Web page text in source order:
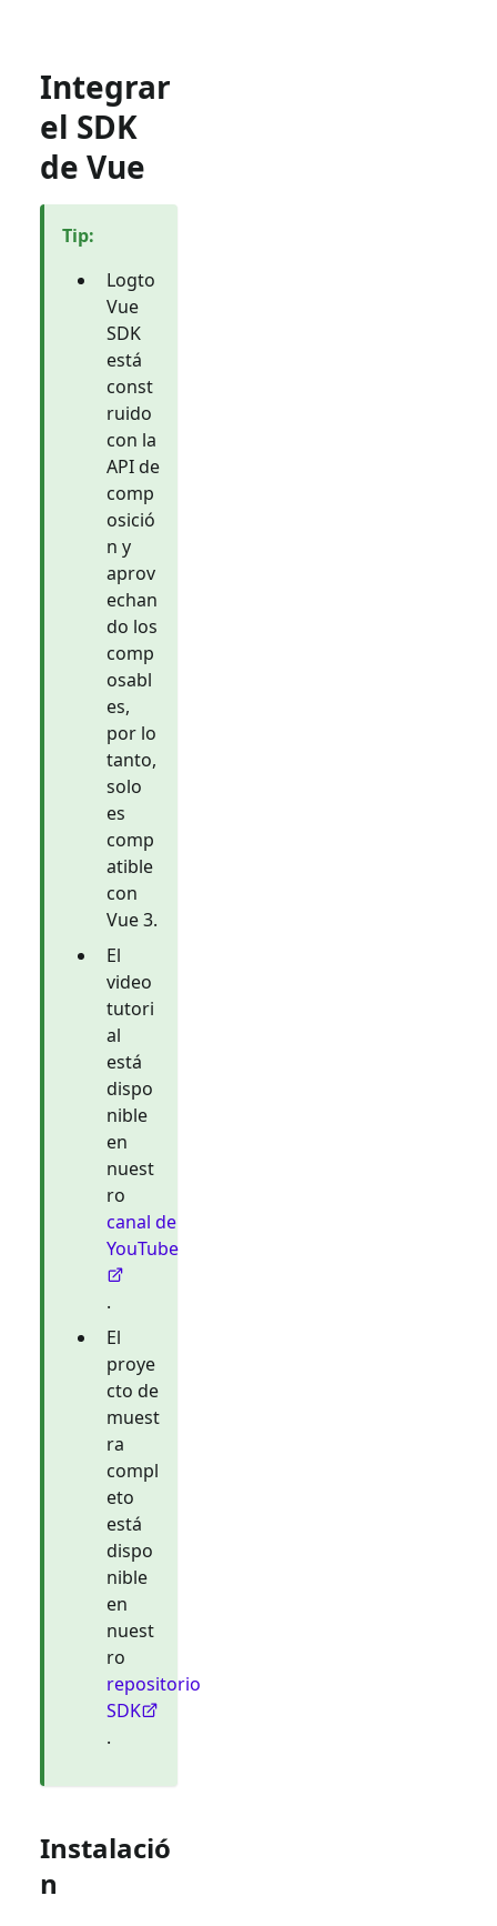
Integrar
el SDK
de Vue
Tip:
Logto
Vue
SDK
está
const
ruido
con la
API de
comp
osició
n y
aprov
echan
do los
comp
osabl
es,
por lo
tanto,
solo
es
comp
atible
con
Vue 3.
El
video
tutori
al
está
dispo
nible
en
nuest
ro
canal de
YouTube
.
El
proye
cto de
muest
ra
compl
eto
está
dispo
nible
en
nuest
ro
repositorio
SDK
.
Instalació
n